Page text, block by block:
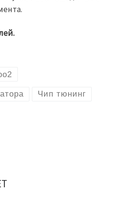
Чип тюнинг